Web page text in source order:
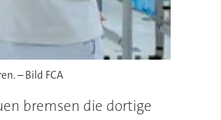
– Bild FCA
bremsen die dortige